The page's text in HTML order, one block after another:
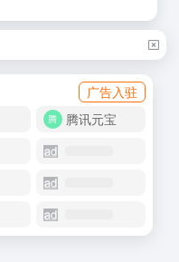
广告入驻
腾讯元宝